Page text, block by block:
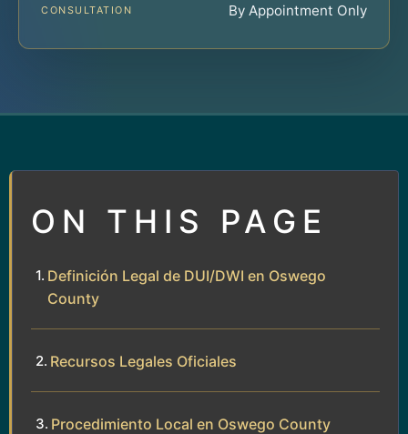
CONSULTATION By Appointment Only
ON THIS PAGE
Definición Legal de DUI/DWI en Oswego
County
Recursos Legales Oficiales
Procedimiento Local en Oswego County